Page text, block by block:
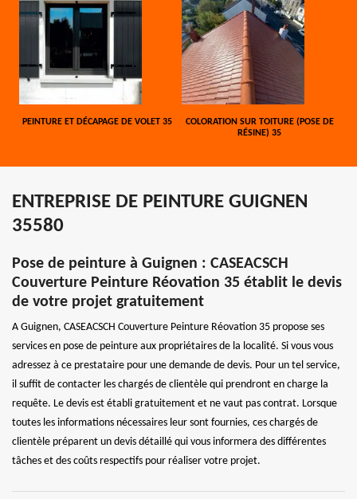
PEINTURE ET DÉCAPAGE DE VOLET 35
COLORATION SUR TOITURE (POSE DE
RÉSINE) 35
ENTREPRISE DE PEINTURE GUIGNEN
35580
Pose de peinture à Guignen : CASEACSCH
Couverture Peinture Réovation 35 établit le devis
de votre projet gratuitement
A Guignen, CASEACSCH Couverture Peinture Réovation 35 propose ses
services en pose de peinture aux propriétaires de la localité. Si vous vous
adressez à ce prestataire pour une demande de devis. Pour un tel service,
il suffit de contacter les chargés de clientèle qui prendront en charge la
requête. Le devis est établi gratuitement et ne vaut pas contrat. Lorsque
toutes les informations nécessaires leur sont fournies, ces chargés de
clientèle préparent un devis détaillé qui vous informera des différentes
tâches et des coûts respectifs pour réaliser votre projet.